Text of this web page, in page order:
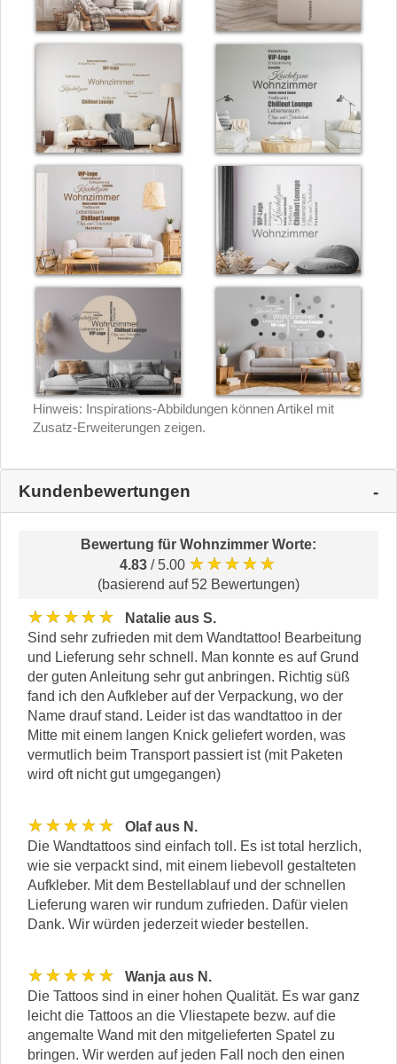
Hinweis: Inspirations-Abbildungen können Artikel mit
Zusatz-Erweiterungen zeigen.
Kundenbewertungen
Bewertung für Wohnzimmer Worte:
4.83 / 5.00 ★★★★★
(basierend auf 52 Bewertungen)
★★★★★
Natalie aus S.
Sind sehr zufrieden mit dem Wandtattoo! Bearbeitung
und Lieferung sehr schnell. Man konnte es auf Grund
der guten Anleitung sehr gut anbringen. Richtig süß
fand ich den Aufkleber auf der Verpackung, wo der
Name drauf stand. Leider ist das wandtattoo in der
Mitte mit einem langen Knick geliefert worden, was
vermutlich beim Transport passiert ist (mit Paketen
wird oft nicht gut umgegangen)
★★★★★
Olaf aus N.
Die Wandtattoos sind einfach toll. Es ist total herzlich,
wie sie verpackt sind, mit einem liebevoll gestalteten
Aufkleber. Mit dem Bestellablauf und der schnellen
Lieferung waren wir rundum zufrieden. Dafür vielen
Dank. Wir würden jederzeit wieder bestellen.
★★★★★
Wanja aus N.
Die Tattoos sind in einer hohen Qualität. Es war ganz
leicht die Tattoos an die Vliestapete bezw. auf die
angemalte Wand mit den mitgelieferten Spatel zu
bringen. Wir werden auf jeden Fall noch den einen